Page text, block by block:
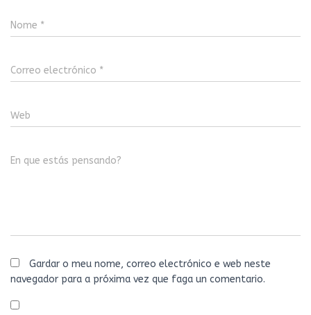
Nome *
Correo electrónico *
Web
En que estás pensando?
Gardar o meu nome, correo electrónico e web neste
navegador para a próxima vez que faga un comentario.